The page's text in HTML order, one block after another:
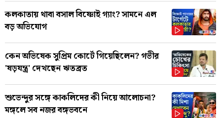
কলকাতায় থাবা বসাল বিষ্ণোই গ্যাং? সামনে এল
বড় অভিযোগ
কেন অভিষেক সুপ্রিম কোর্টে গিয়েছিলেন? গভীর
'ষড়যন্ত্র' দেখছেন ঋতব্রত
শুভেন্দুর সঙ্গে কাকলিদের কী নিয়ে আলোচনা?
মঙ্গলে সব নজর বঙ্গভবনে